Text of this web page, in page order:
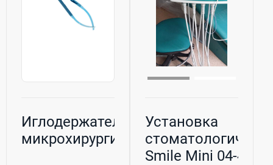
Иглодержатель
микрохирургический
Установка
Smile Mini 04-4P,